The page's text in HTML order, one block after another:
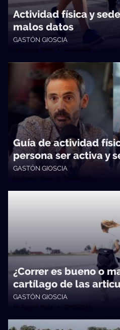
Actividad física y
malos datos
GASTÓN GIOSCIA
No Toquen Nada • 01/11/2023
Guía de actividad
persona ser activa y
GASTÓN GIOSCIA
No Toquen Nada • 04/10/2023
¿Correr es bueno o
cartílago de las
GASTÓN GIOSCIA
No Toquen Nada • 30/08/2023